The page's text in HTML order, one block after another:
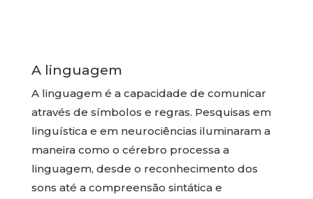
A linguagem
A linguagem é a capacidade de comunicar
através de símbolos e regras. Pesquisas em
linguística e em neurociências iluminaram a
maneira como o cérebro processa a
linguagem, desde o reconhecimento dos
sons até a compreensão sintática e